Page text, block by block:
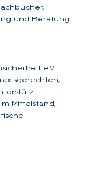
und Beratung.
e.V.
Mittelstand,